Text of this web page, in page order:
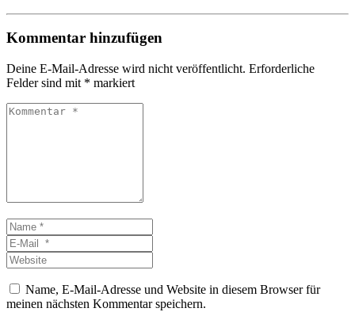
Kommentar hinzufügen
Deine E-Mail-Adresse wird nicht veröffentlicht. Erforderliche
Felder sind mit * markiert
Kommentar
Name
*E-
Mail
*
Website
Name, E-Mail-Adresse und Website in diesem Browser für
meinen nächsten Kommentar speichern.